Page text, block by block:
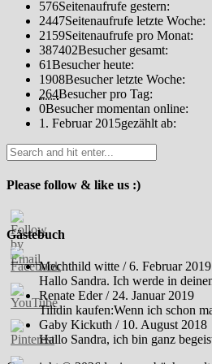
576Seitenaufrufe gestern:
2447Seitenaufrufe letzte Woche:
2159Seitenaufrufe pro Monat:
387402Besucher gesamt:
61Besucher heute:
1908Besucher letzte Woche:
264Besucher pro Tag:
0Besucher momentan online:
1. Februar 2015gezählt ab:
Please follow & like us :)
Gästebuch
Mechthild witte /6. Februar 2019
Hallo Sandra. Ich werde in
Renate Eder/ 24. Januar 2019
Tilidin kaufen:Wenn ich schon
Gaby Kickuth / 10. August 2018
Hallo Sandra, ich bin ganz